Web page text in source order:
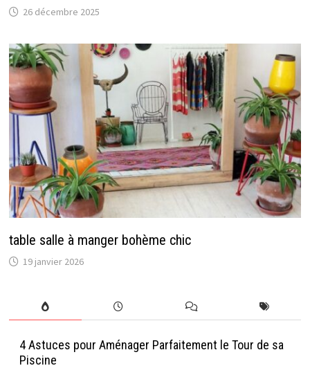
26 décembre 2025
table salle à manger bohème chic
19 janvier 2026
4 Astuces pour Aménager Parfaitement le Tour de sa
Piscine